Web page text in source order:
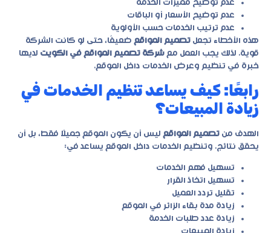
عدم توضيح مميزات الخدمة
عدم توضيح الأسعار أو الباقات
عدم ترتيب الخدمات حسب الأولوية
هذه الأخطاء تجعل تصميم المواقع ضعيفًا، حتى لو كانت الشركة
قوية. لذلك يجب العمل مع شركة تصميم المواقع في الكويت لديها
خبرة في تنظيم وعرض الخدمات داخل الموقع.
رابعًا: كيف يساعد تنظيم الخدمات في
زيادة المبيعات؟
الهدف من تصميم المواقع ليس أن يكون الموقع جميلًا فقط، بل أن
يحقق نتائج. وتنظيم الخدمات داخل الموقع يساعد في:
تسهيل فهم الخدمات
تسهيل اتخاذ القرار
تقليل تردد العميل
زيادة مدة بقاء الزائر في الموقع
زيادة عدد طلبات الخدمة